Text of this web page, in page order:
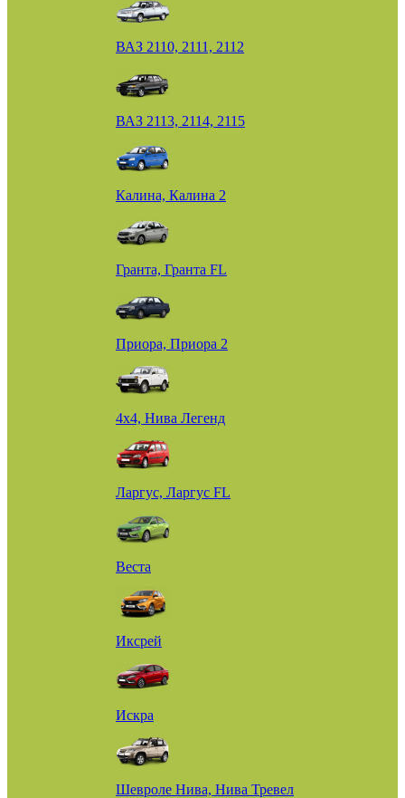
ВАЗ 2110, 2111, 2112
ВАЗ 2113, 2114, 2115
Калина, Калина 2
Гранта, Гранта FL
Приора, Приора 2
4х4, Нива Легенд
Ларгус, Ларгус FL
Веста
Иксрей
Искра
Шевроле Нива, Нива Тревел